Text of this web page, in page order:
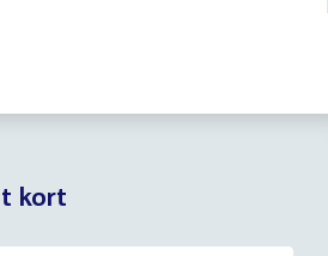
kort